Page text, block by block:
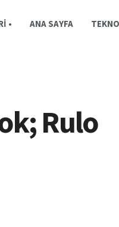
• ANA SAYFA
Rulo